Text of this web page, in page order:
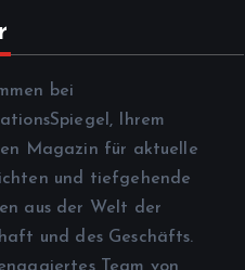
bei
Ihrem
Magazin für aktuelle
und tiefgehende
aus der Welt der
und des Geschäfts.
Team von